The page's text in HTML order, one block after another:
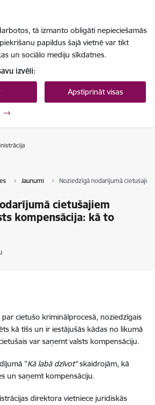
tā izmanto obligāti nepieciešamās
papildus šajā vietnē var tikt
un sociālo mediju sīkdatnes.
izvēli:
Apstiprināt visas
Jaunumi Noziedzīgā nodarījumā
cietušajiem
kompensācija: kā to
cietušo kriminālprocesā, noziedzīgais
kā tīšs un ir iestājušās kādas no likumā
var saņemt valsts kompensāciju.
''Kā labā dzīvot"skaidrojām, kā
un saņemt kompensāciju.
direktora vietniece juridiskās